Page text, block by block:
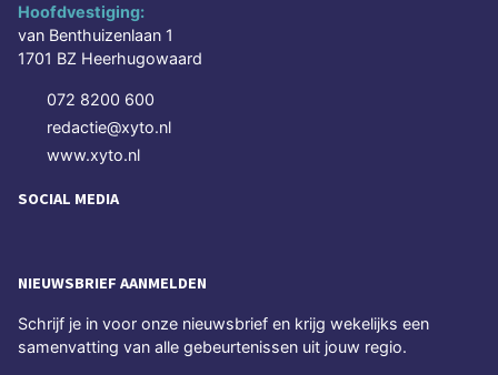
Hoofdvestiging:
van Benthuizenlaan 1
1701 BZ Heerhugowaard
072 8200 600
redactie@xyto.nl
www.xyto.nl
SOCIAL MEDIA
NIEUWSBRIEF AANMELDEN
Schrijf je in voor onze nieuwsbrief en krijg wekelijks een
samenvatting van alle gebeurtenissen uit jouw regio.